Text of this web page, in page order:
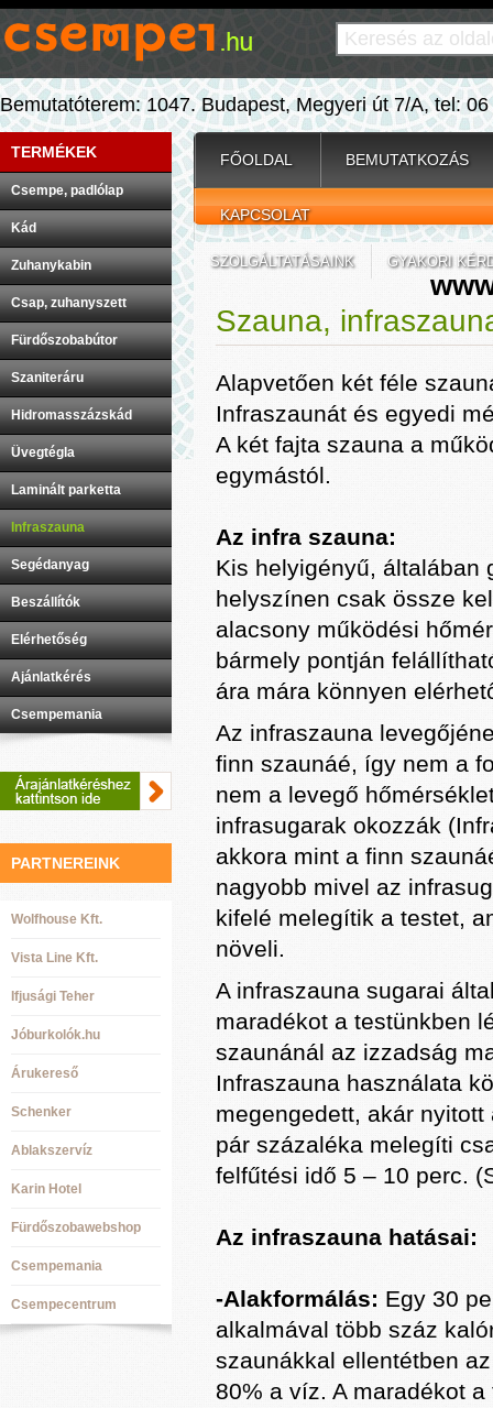
Bemutatóterem: 1047. Budapest, Megyeri út 7/A, tel:
FŐOLDAL BEMUTATKOZÁS
KAPCSOLAT
SZOLGÁLTATÁSAINK GYAKORI
TERMÉKEK
Csempe, padlólap
Kád
Zuhanykabin
Csap, zuhanyszett
Fürdőszobabútor
Szaniteráru
Hidromasszázskád
Üvegtégla
Laminált parketta
Infraszauna
Segédanyag
Beszállítók
Elérhetőség
Ajánlatkérés
Csempemania
PARTNEREINK
Wolfhouse Kft.
Vista Line Kft.
Ifjusági Teher
Jóburkolók.hu
Árukereső
Schenker
Ablakszervíz
Karin Hotel
Fürdőszobawebshop
Csempemania
Csempecentrum
Szauna,
Alapvetően két féle
Infraszaunát és egyedi
A két fajta szauna a
egymástól.
Az infra szauna:
Kis helyigényű, általában
helyszínen csak össze
alacsony működési
bármely pontján
ára mára könnyen
Az infraszauna
finn szaunáé, így nem a
nem a levegő
infrasugarak okozzák
akkora mint a finn
nagyobb mivel az
kifelé melegítik a testet,
növeli.
A infraszauna sugarai
maradékot a testünkben
szaunánál az izzadság
Infraszauna használata
megengedett, akár
pár százaléka melegíti
felfűtési idő 5 – 10 perc.
Az infraszauna hatásai:
-Alakformálás: Egy 30
alkalmával több száz
szaunákkal ellentétben
80% a víz. A maradékot